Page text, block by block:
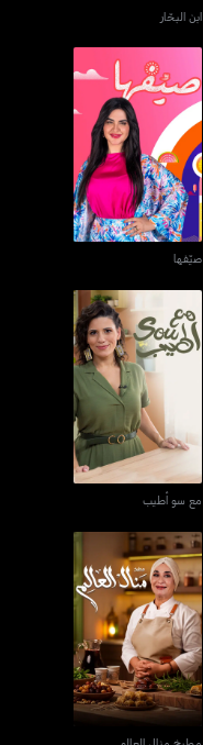
ابن البحّار
صيّفها
صيّفها
مع سو أطيب
مع سو أطيب
مطبخ منال العالم